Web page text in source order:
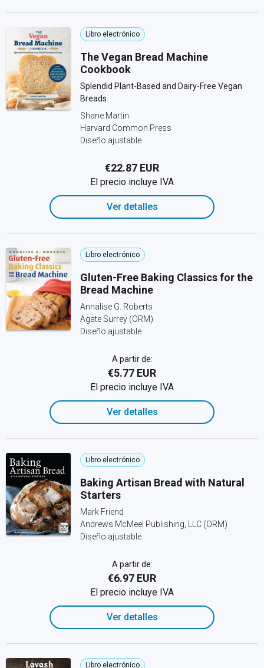
Libro electrónico
The Vegan Bread Machine
Cookbook
Splendid Plant-Based and Dairy-Free Vegan
Breads
Shane Martin
Harvard Common Press
Diseño ajustable
€22.87 EUR
El precio incluye IVA
Ver detalles
Libro electrónico
Gluten-Free Baking Classics for the
Bread Machine
Annalise G. Roberts
Agate Surrey (ORM)
Diseño ajustable
A partir de:
€5.77 EUR
El precio incluye IVA
Ver detalles
Libro electrónico
Baking Artisan Bread with Natural
Starters
Mark Friend
Andrews McMeel Publishing, LLC (ORM)
Diseño ajustable
A partir de:
€6.97 EUR
El precio incluye IVA
Ver detalles
Libro electrónico